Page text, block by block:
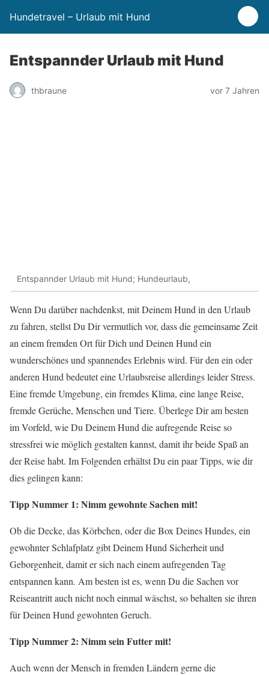
Hundetravel – Urlaub mit Hund
Entspannder Urlaub mit Hund
thbraune vor 7 Jahren
Entspannder Urlaub mit Hund; Hundeurlaub,
Wenn Du darüber nachdenkst, mit Deinem Hund in den Urlaub
zu fahren, stellst Du Dir vermutlich vor, dass die gemeinsame Zeit
an einem fremden Ort für Dich und Deinen Hund ein
wunderschönes und spannendes Erlebnis wird. Für den ein oder
anderen Hund bedeutet eine Urlaubsreise allerdings leider Stress.
Eine fremde Umgebung, ein fremdes Klima, eine lange Reise,
fremde Gerüche, Menschen und Tiere. Überlege Dir am besten
im Vorfeld, wie Du Deinem Hund die aufregende Reise so
stressfrei wie möglich gestalten kannst, damit ihr beide Spaß an
der Reise habt. Im Folgenden erhältst Du ein paar Tipps, wie dir
dies gelingen kann:
Tipp Nummer 1: Nimm gewohnte Sachen mit!
Ob die Decke, das Körbchen, oder die Box Deines Hundes, ein
gewohnter Schlafplatz gibt Deinem Hund Sicherheit und
Geborgenheit, damit er sich nach einem aufregenden Tag
entspannen kann. Am besten ist es, wenn Du die Sachen vor
Reiseantritt auch nicht noch einmal wäschst, so behalten sie ihren
für Deinen Hund gewohnten Geruch.
Tipp Nummer 2: Nimm sein Futter mit!
Auch wenn der Mensch in fremden Ländern gerne die